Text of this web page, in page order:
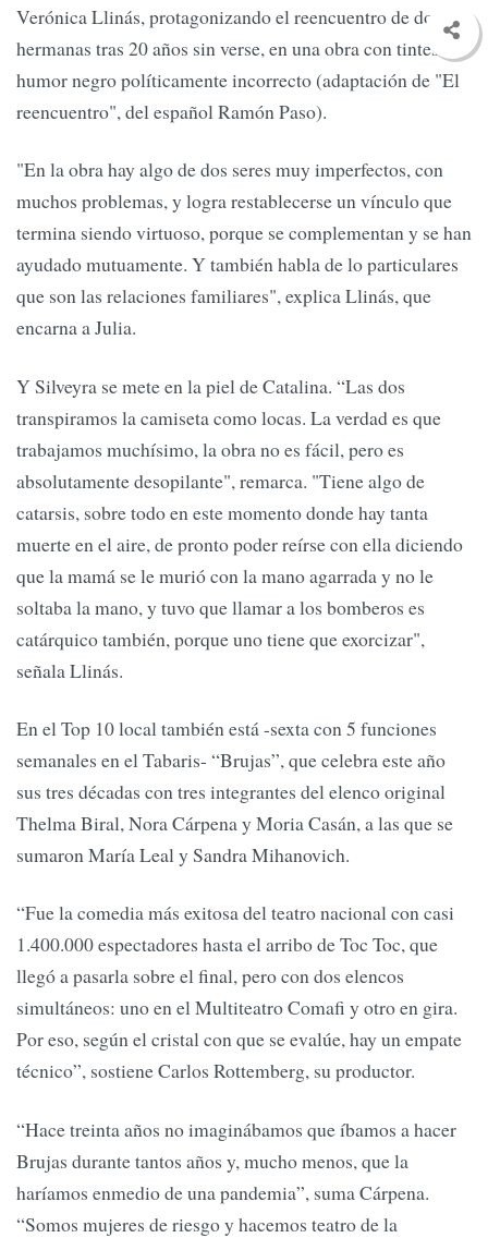
Verónica Llinás, protagonizando el reencuentro de dos
hermanas tras 20 años sin verse, en una obra con tintes de
humor negro políticamente incorrecto (adaptación de "El
reencuentro", del español Ramón Paso).
"En la obra hay algo de dos seres muy imperfectos, con
muchos problemas, y logra restablecerse un vínculo que
termina siendo virtuoso, porque se complementan y se han
ayudado mutuamente. Y también habla de lo particulares
que son las relaciones familiares", explica Llinás, que
encarna a Julia.
Y Silveyra se mete en la piel de Catalina. “Las dos
transpiramos la camiseta como locas. La verdad es que
trabajamos muchísimo, la obra no es fácil, pero es
absolutamente desopilante", remarca. "Tiene algo de
catarsis, sobre todo en este momento donde hay tanta
muerte en el aire, de pronto poder reírse con ella diciendo
que la mamá se le murió con la mano agarrada y no le
soltaba la mano, y tuvo que llamar a los bomberos es
catárquico también, porque uno tiene que exorcizar",
señala Llinás.
En el Top 10 local también está -sexta con 5 funciones
semanales en el Tabaris- “Brujas”, que celebra este año
sus tres décadas con tres integrantes del elenco original
Thelma Biral, Nora Cárpena y Moria Casán, a las que se
sumaron María Leal y Sandra Mihanovich.
“Fue la comedia más exitosa del teatro nacional con casi
1.400.000 espectadores hasta el arribo de Toc Toc, que
llegó a pasarla sobre el final, pero con dos elencos
simultáneos: uno en el Multiteatro Comafi y otro en gira.
Por eso, según el cristal con que se evalúe, hay un empate
técnico”, sostiene Carlos Rottemberg, su productor.
“Hace treinta años no imaginábamos que íbamos a hacer
Brujas durante tantos años y, mucho menos, que la
haríamos enmedio de una pandemia”, suma Cárpena.
“Somos mujeres de riesgo y hacemos teatro de la